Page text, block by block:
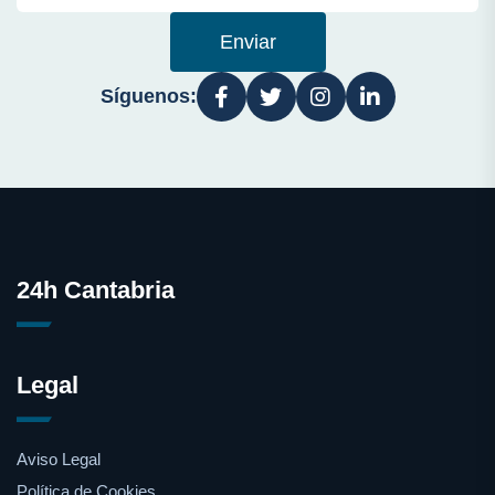
Enviar
Síguenos:
24h Cantabria
Legal
Aviso Legal